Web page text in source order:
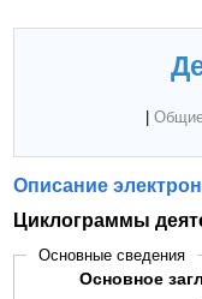
Описание
Циклограммы
Основные сведения
Основное